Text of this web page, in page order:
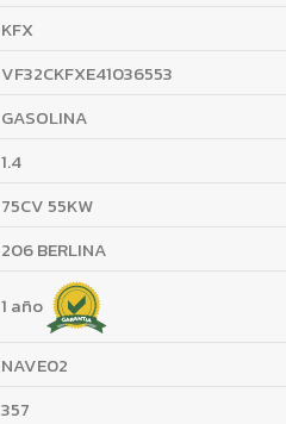
KFX
VF32CKFXE41036553
GASOLINA
1.4
75CV 55KW
206 BERLINA
1 año
NAVE02
357